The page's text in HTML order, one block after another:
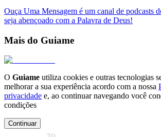
Ouça Uma Mensagem é um canal de podcasts
seja abençoado com a Palavra de Deus!
Mais do Guiame
O Guiame utiliza cookies e outras tecnologias
melhorar a sua experiência acordo com a nossa
privacidade e, ao continuar navegando você
condições
Continuar